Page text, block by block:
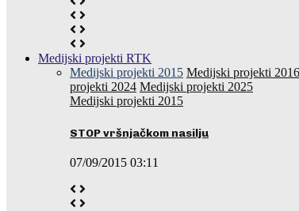
Medijski projekti RTK
Medijski projekti 2015 Medijski projekti 2016
projekti 2024 Medijski projekti 2025
Medijski projekti 2015
STOP vršnjačkom nasilju
07/09/2015 03:11